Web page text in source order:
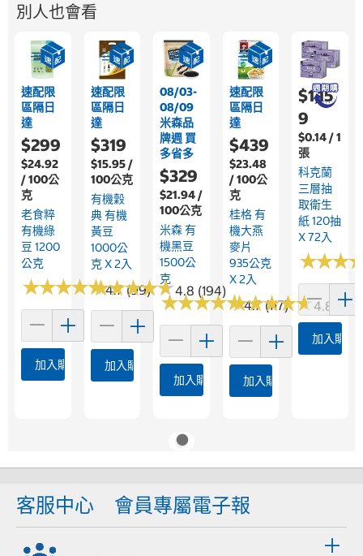
別人也會看
速配限
區隔日
達
$299
$24.92
/ 100公
克
老食粹
有機綠
豆 1200
公克
★★★★★
★★★★★4.7 (99)
加入購物車
速配限
區隔日
達
$319
$15.95 /
100公克
有機穀
典 有機
黃豆
1000公
克 X 2入
★★★★★
★★★★★4.8 (194)
加入購物車
08/03-
08/09
米森品
牌週 買
多省多
$329
$21.94 /
100公克
米森 有
機黑豆
1500公
克
★★★★★
★★★★★4.7 (117)
加入購物車
速配限
區隔日
達
$439
$23.48
/ 100公
克
桂格 有
機大燕
麥片
935公克
X 2入
★★★★★
★★★★★4.8
加入購物車
$1,15
9
$0.14 / 1
張
科克蘭
三層抽
取衛生
紙 120抽
X 72入
★★★
★★★
加入購物
客服中心 會員專屬電子報